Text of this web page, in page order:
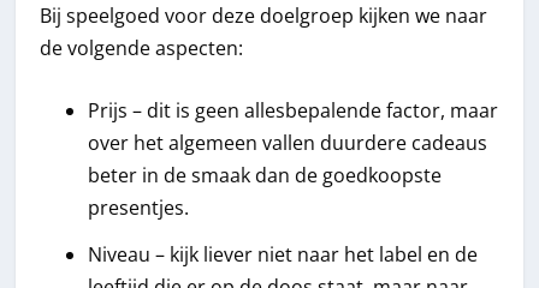
Bij speelgoed voor deze doelgroep kijken we naar
de volgende aspecten:
Prijs – dit is geen allesbepalende factor, maar
over het algemeen vallen duurdere cadeaus
beter in de smaak dan de goedkoopste
presentjes.
Niveau – kijk liever niet naar het label en de